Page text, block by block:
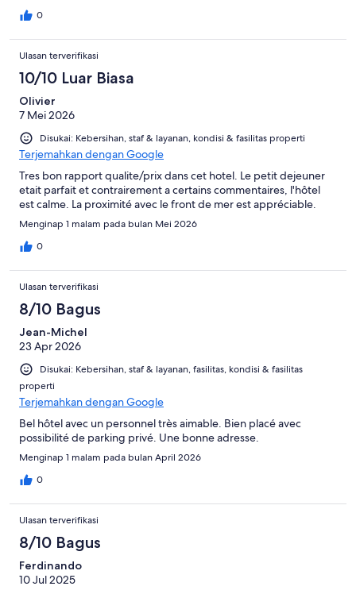
0
Ulasan terverifikasi
10/10 Luar Biasa
Olivier
7 Mei 2026
Disukai: Kebersihan, staf & layanan, kondisi & fasilitas properti
Terjemahkan dengan Google
Tres bon rapport qualite/prix dans cet hotel. Le petit dejeuner
etait parfait et contrairement a certains commentaires, l'hôtel
est calme. La proximité avec le front de mer est appréciable.
Menginap 1 malam pada bulan Mei 2026
0
Ulasan terverifikasi
8/10 Bagus
Jean-Michel
23 Apr 2026
Disukai: Kebersihan, staf & layanan, fasilitas, kondisi & fasilitas
properti
Terjemahkan dengan Google
Bel hôtel avec un personnel très aimable. Bien placé avec
possibilité de parking privé. Une bonne adresse.
Menginap 1 malam pada bulan April 2026
0
Ulasan terverifikasi
8/10 Bagus
Ferdinando
10 Jul 2025